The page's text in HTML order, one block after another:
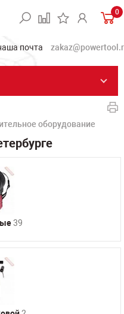
0
оборудование
39